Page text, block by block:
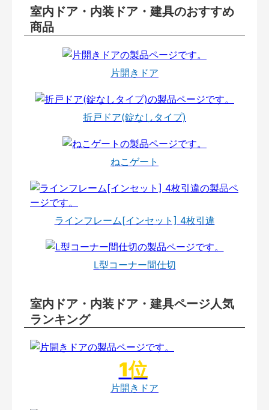
室内ドア・内装ドア・建具のおすすめ
商品
片開きドア
折戸ドア(錠なしタイプ)
ねこゲート
ラインフレーム[インセット] 4枚引違
L型コーナー間仕切
室内ドア・内装ドア・建具ページ人気
ランキング
片開きドア